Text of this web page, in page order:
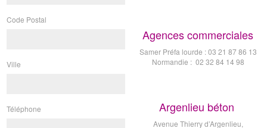
Code Postal
Ville
Téléphone
Agences commerciales
Samer Préfa lourde : 03 21 87 86 13
Normandie : 02 32 84 14 98
Argenlieu béton
Avenue Thierry d’Argenlieu,